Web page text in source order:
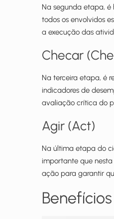
Na segunda etapa,
todos os envolvidos
a execução das
Checar
Na terceira etapa, é
indicadores de
avaliação crítica do
Agir (Act)
Na última etapa do
importante que
ação para garantir